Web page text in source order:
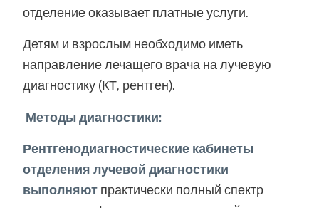
отделение оказывает платные услуги.
Детям и взрослым необходимо иметь
направление лечащего врача на лучевую
диагностику (КТ, рентген).
Методы диагностики:
Рентгенодиагностические кабинеты
отделения лучевой диагностики
выполняют практически полный спектр